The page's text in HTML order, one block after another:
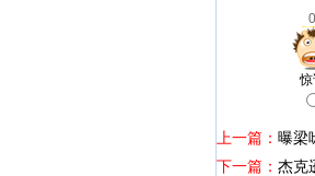
0
惊
上一篇： 曝梁
下一篇： 杰克